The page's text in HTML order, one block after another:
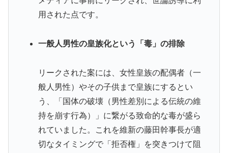
用された点です。
一般人男性の皇族化という「毒」の排除
リークされた案には、女性皇族の配偶者（一
般人男性）やその子供まで皇族にするとい
う、「国体の破壊（男性差別による伝統の維
持を崩す行為）」に繋がる致命的な毒が盛ら
れていました。これを維新の藤田幹事長が適
切なタイミングで「拒否権」を突きつけて阻